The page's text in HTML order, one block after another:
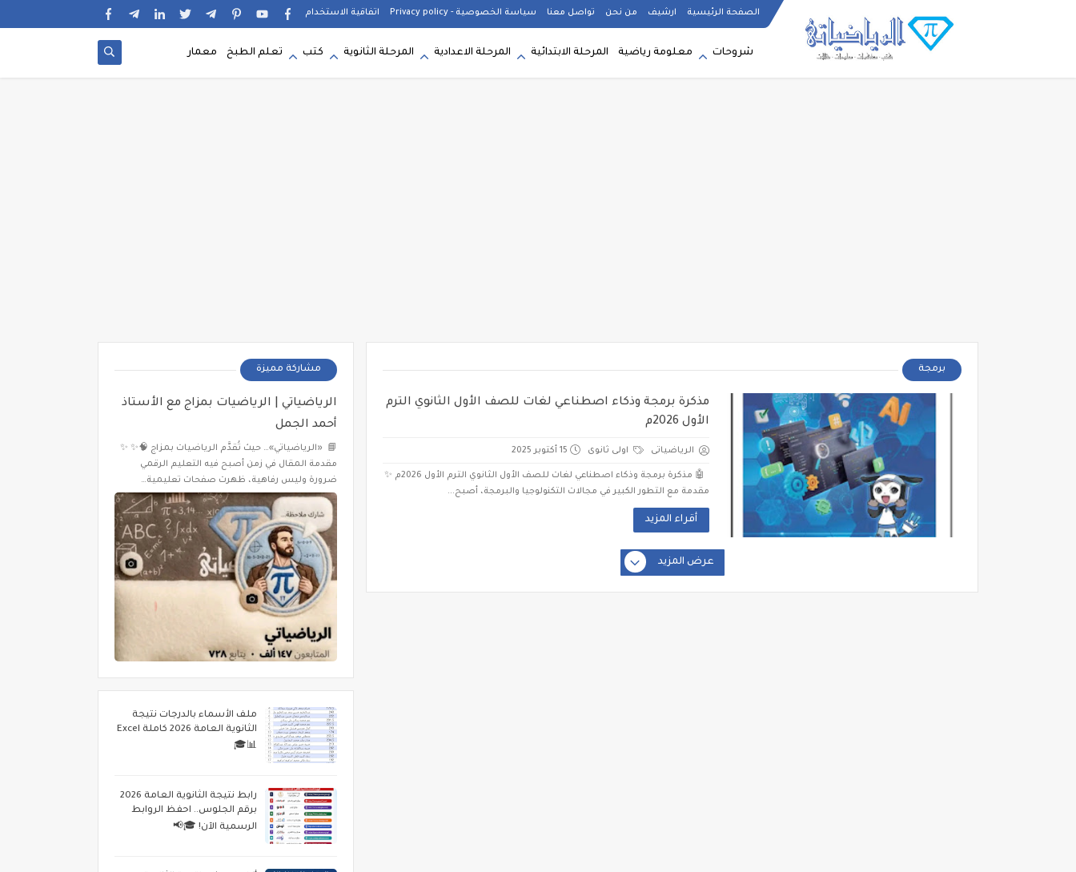
الصفحة الرئيسية ارشيف من نحن تواصل معنا سياسة الخصوصية - Privacy policy اتفاقية الاستخدام
شروحات معلومة رياضية المرحلة الابتدائية المرحلة الاعدادية المرحلة الثانوية كتب تعلم الطبخ معمار
برمجة
مذكرة برمجة وذكاء اصطناعي لغات للصف الأول الثانوي الترم
الأول 2026م
الرياضياتى اولى ثانوى 15 أكتوبر 2025
🤖 مذكرة برمجة وذكاء اصطناعي لغات للصف الأول الثانوي الترم الأول 2026م ✨
مقدمة مع التطور الكبير في مجالات التكنولوجيا والبرمجة، أصبح...
أقراء المزيد
عرض المزيد
مشاركة مميزة
الرياضياتي | الرياضيات بمزاج مع الأستاذ
أحمد الجمل
📘 «الرياضياتي»… حيث تُقدَّم الرياضيات بمزاج 🧠✨ ✨
مقدمة المقال في زمن أصبح فيه التعليم الرقمي
ضرورة وليس رفاهية، ظهرت صفحات تعليمية…
ملف الأسماء بالدرجات نتيجة
الثانوية العامة 2026 كاملة Excel
📊🎓
رابط نتيجة الثانوية العامة 2026
برقم الجلوس.. احفظ الروابط
الرسمية الآن! 🎓📢